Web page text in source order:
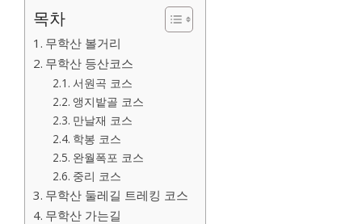
목차
무학산 볼거리
무학산 등산코스
서원곡 코스
앵지밭골 코스
만날재 코스
학봉 코스
완월폭포 코스
중리 코스
무학산 둘레길 트레킹 코스
무학산 가는길